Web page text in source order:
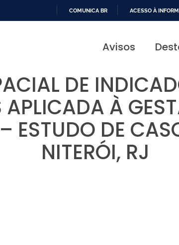
PARA
COMUNICA BR ACESSO À
Avisos
DE
À
ESTUDO DE
NITERÓI, RJ